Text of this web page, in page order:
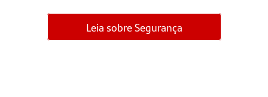
Leia sobre Segurança